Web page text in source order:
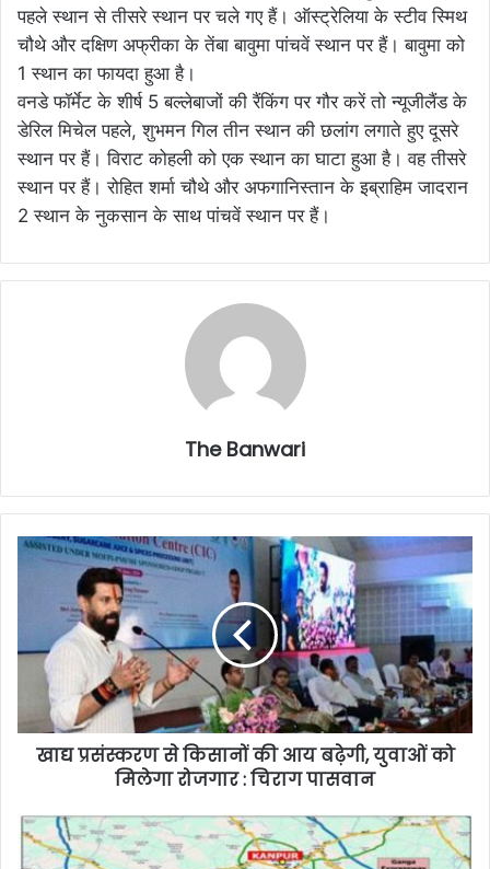
पहले स्थान से तीसरे स्थान पर चले गए हैं। ऑस्ट्रेलिया के स्टीव स्मिथ
चौथे और दक्षिण अफ्रीका के तेंबा बावुमा पांचवें स्थान पर हैं। बावुमा को
1 स्थान का फायदा हुआ है।
वनडे फॉर्मेट के शीर्ष 5 बल्लेबाजों की रैंकिंग पर गौर करें तो न्यूजीलैंड के
डेरिल मिचेल पहले, शुभमन गिल तीन स्थान की छलांग लगाते हुए दूसरे
स्थान पर हैं। विराट कोहली को एक स्थान का घाटा हुआ है। वह तीसरे
स्थान पर हैं। रोहित शर्मा चौथे और अफगानिस्तान के इब्राहिम जादरान
2 स्थान के नुकसान के साथ पांचवें स्थान पर हैं।
The Banwari
खाद्य प्रसंस्करण से किसानों की आय बढ़ेगी, युवाओं को
मिलेगा रोजगार : चिराग पासवान